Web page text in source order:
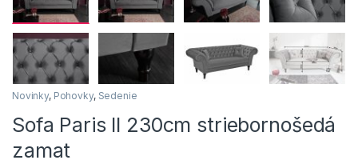
Novinky, Pohovky, Sedenie
Sofa Paris II 230cm striebornošedá
zamat